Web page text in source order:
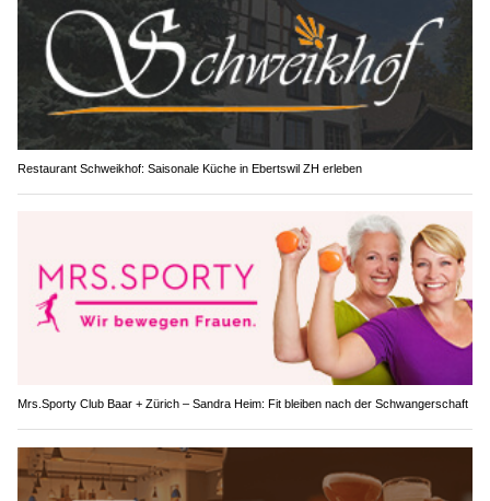
Restaurant Schweikhof: Saisonale Küche in Ebertswil ZH erleben
Mrs.Sporty Club Baar + Zürich – Sandra Heim: Fit bleiben nach der Schwangerschaft